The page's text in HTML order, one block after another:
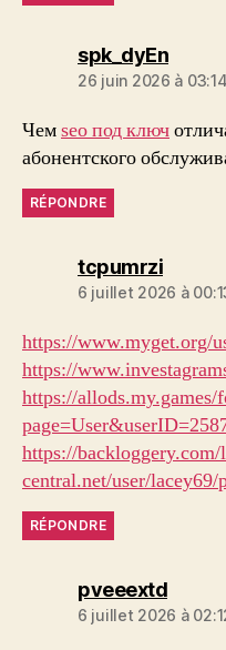
spk_dyEndit :
26 juin 2026 à 03:14
Чемseo под ключ
абонентского
RÉPONDRE
tcpumrzidit :
6 juillet 2026 à
https://www.myget.org/
https://
https://
https://backloggery.com/
central.net/user/
RÉPONDRE
pveeextddit :
6 juillet 2026 à